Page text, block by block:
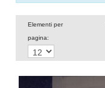
Elementi per
pagina: